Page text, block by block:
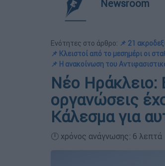
Newsroom
Ενότητες στο άρθρο: 📌 21
📌 Κλειστοί από το μεσημέρι οι
📌 Η ανακοίνωση του
Νέο Ηράκλειο:
οργανώσεις
Κάλεσμα για
🕛 χρόνος ανάγνωσης: 6